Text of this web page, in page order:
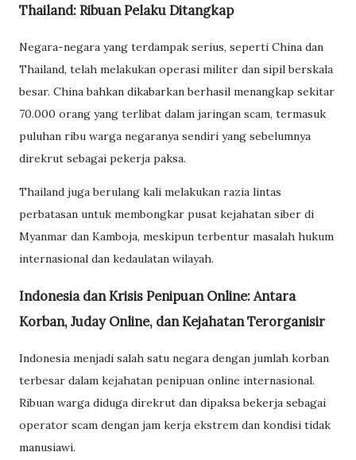
Thailand: Ribuan Pelaku Ditangkap
Negara-negara yang terdampak serius, seperti China dan
Thailand, telah melakukan operasi militer dan sipil berskala
besar. China bahkan dikabarkan berhasil menangkap sekitar
70.000 orang yang terlibat dalam jaringan scam, termasuk
puluhan ribu warga negaranya sendiri yang sebelumnya
direkrut sebagai pekerja paksa.
Thailand juga berulang kali melakukan razia lintas
perbatasan untuk membongkar pusat kejahatan siber di
Myanmar dan Kamboja, meskipun terbentur masalah hukum
internasional dan kedaulatan wilayah.
Indonesia dan Krisis Penipuan Online: Antara
Korban, Juday Online, dan Kejahatan Terorganisir
Indonesia menjadi salah satu negara dengan jumlah korban
terbesar dalam kejahatan penipuan online internasional.
Ribuan warga diduga direkrut dan dipaksa bekerja sebagai
operator scam dengan jam kerja ekstrem dan kondisi tidak
manusiawi.